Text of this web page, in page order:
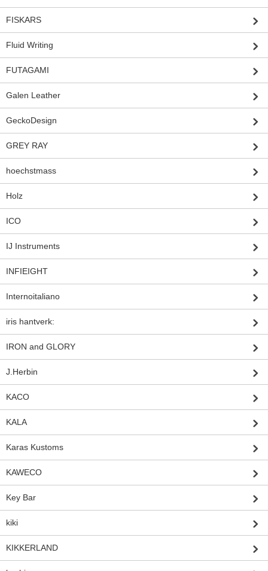
FISKARS
Fluid Writing
FUTAGAMI
Galen Leather
GeckoDesign
GREY RAY
hoechstmass
Holz
ICO
IJ Instruments
INFIEIGHT
Internoitaliano
iris hantverk:
IRON and GLORY
J.Herbin
KACO
KALA
Karas Kustoms
KAWECO
Key Bar
kiki
KIKKERLAND